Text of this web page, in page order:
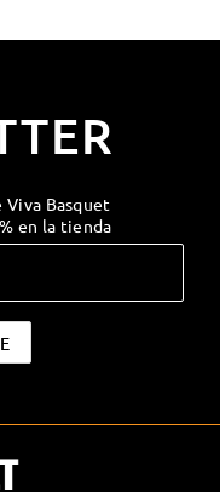
Basquet
en la tienda